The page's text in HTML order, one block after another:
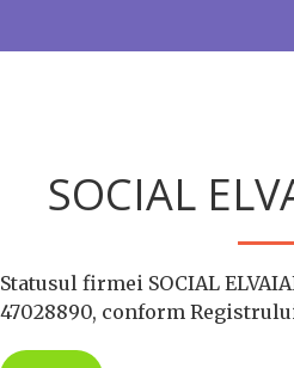
SOCIAL
Statusul firmei SOCIAL
47028890, conform